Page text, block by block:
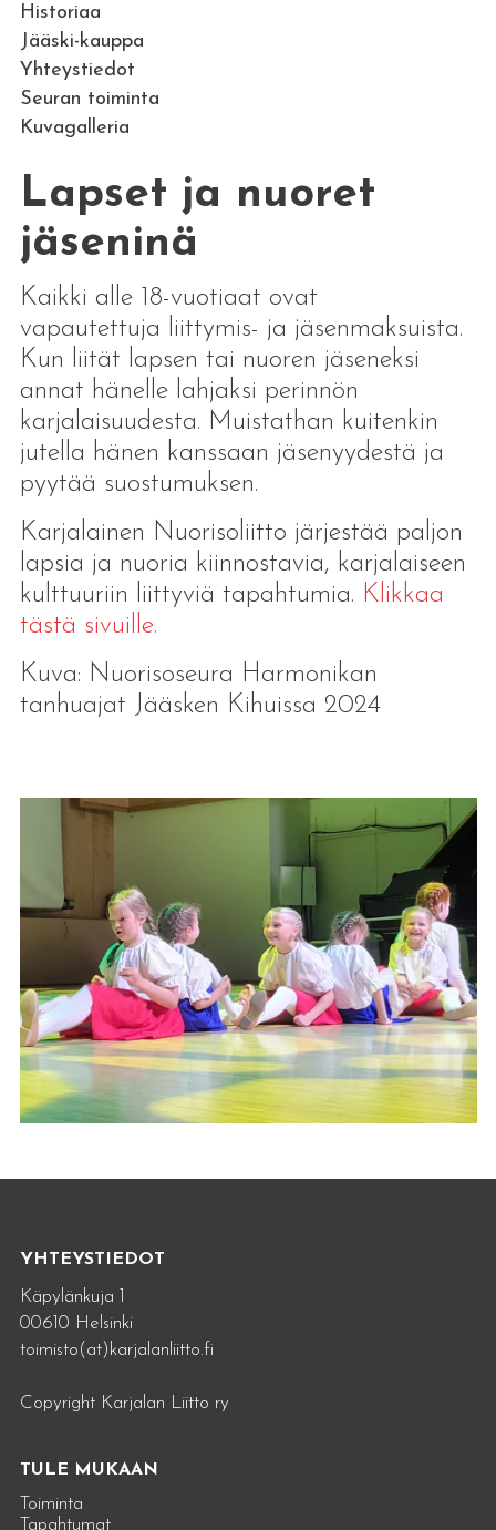
Historiaa
Jääski-kauppa
Yhteystiedot
Seuran toiminta
Kuvagalleria
Lapset ja nuoret
jäseninä
Kaikki alle 18-vuotiaat ovat
vapautettuja liittymis- ja jäsenmaksuista.
Kun liität lapsen tai nuoren jäseneksi
annat hänelle lahjaksi perinnön
karjalaisuudesta. Muistathan kuitenkin
jutella hänen kanssaan jäsenyydestä ja
pyytää suostumuksen.
Karjalainen Nuorisoliitto järjestää paljon
lapsia ja nuoria kiinnostavia, karjalaiseen
kulttuuriin liittyviä tapahtumia. Klikkaa
tästä sivuille.
Kuva: Nuorisoseura Harmonikan
tanhuajat Jääsken Kihuissa 2024
YHTEYSTIEDOT
Käpylänkuja 1
00610 Helsinki
toimisto(at)karjalanliitto.fi
Copyright Karjalan Liitto ry
TULE MUKAAN
Toiminta
Tapahtumat